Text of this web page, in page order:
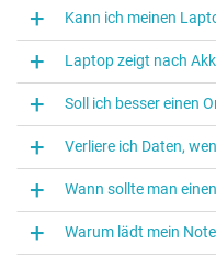
Kann ich meinen
Laptop zeigt nach
Soll ich besser einen
Verliere ich Daten,
Wann sollte man
Warum lädt mein